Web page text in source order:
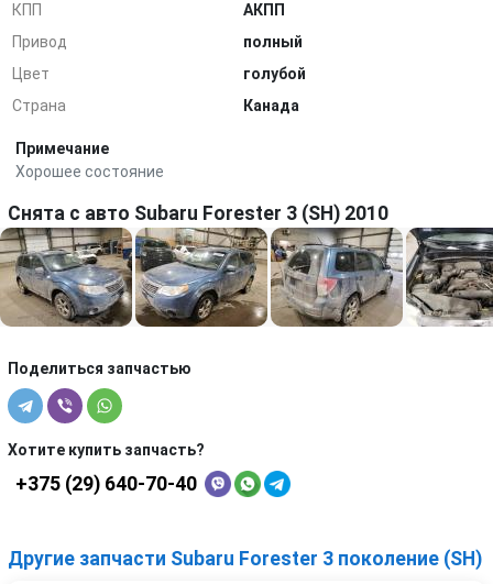
КПП
АКПП
Привод
полный
Цвет
голубой
Страна
Канада
Примечание
Хорошее состояние
Снята с авто Subaru Forester 3 (SH) 2010
Поделиться запчастью
Хотите купить запчасть?
+375 (29) 640-70-40
Другие запчасти Subaru Forester 3 поколение (SH)